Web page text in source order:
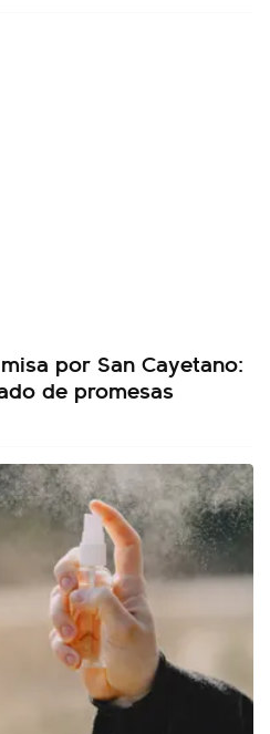
por San Cayetano:
de promesas